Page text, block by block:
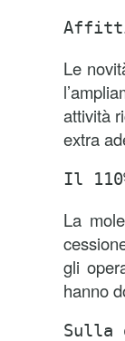
Le
attività
extra
Il
La
gli
hanno
Sulla